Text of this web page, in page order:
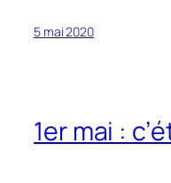
5 mai 2020
1er mai :